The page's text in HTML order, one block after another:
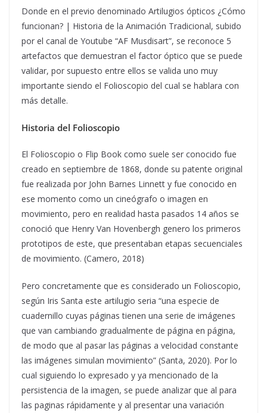
Donde en el previo denominado Artilugios ópticos ¿Cómo
funcionan? | Historia de la Animación Tradicional, subido
por el canal de Youtube “AF Musdisart”, se reconoce 5
artefactos que demuestran el factor óptico que se puede
validar, por supuesto entre ellos se valida uno muy
importante siendo el Folioscopio del cual se hablara con
más detalle.
Historia del Folioscopio
El Folioscopio o Flip Book como suele ser conocido fue
creado en septiembre de 1868, donde su patente original
fue realizada por John Barnes Linnett y fue conocido en
ese momento como un cineógrafo o imagen en
movimiento, pero en realidad hasta pasados 14 años se
conoció que Henry Van Hovenbergh genero los primeros
prototipos de este, que presentaban etapas secuenciales
de movimiento. (Camero, 2018)
Pero concretamente que es considerado un Folioscopio,
según Iris Santa este artilugio seria “una especie de
cuadernillo cuyas páginas tienen una serie de imágenes
que van cambiando gradualmente de página en página,
de modo que al pasar las páginas a velocidad constante
las imágenes simulan movimiento” (Santa, 2020). Por lo
cual siguiendo lo expresado y ya mencionado de la
persistencia de la imagen, se puede analizar que al para
las paginas rápidamente y al presentar una variación